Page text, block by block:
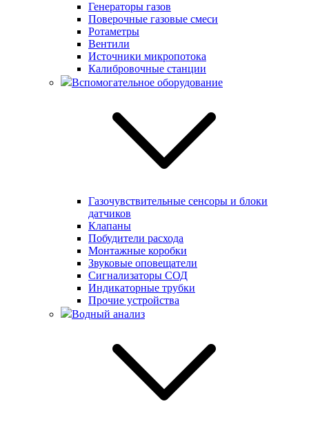
Генераторы газов
Поверочные газовые смеси
Ротаметры
Вентили
Источники микропотока
Калибровочные станции
Вспомогательное оборудование
Газочувствительные сенсоры и блоки
датчиков
Клапаны
Побудители расхода
Монтажные коробки
Звуковые оповещатели
Сигнализаторы СОД
Индикаторные трубки
Прочие устройства
Водный анализ